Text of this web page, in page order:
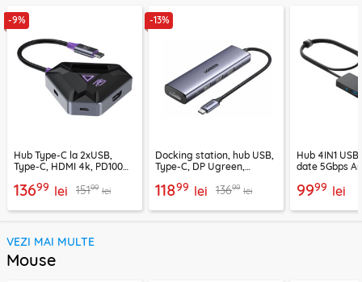
-9%
Hub Type-C la 2xUSB,
Type-C, HDMI 4k, PD100W,
13699 lei 15199 lei
-13%
Docking station, hub USB,
Type-C, DP Ugreen,
11899 lei 13699 lei
Hub 4IN1
date 5Gbps
9999 lei
VEZI MAI MULTE
Mouse